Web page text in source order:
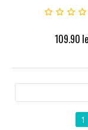
109.90
1